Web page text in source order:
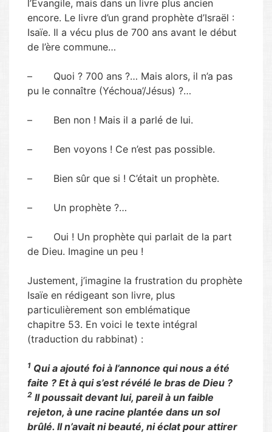
l’Évangile, mais dans un livre plus ancien
encore. Le livre d’un grand prophète d’Israël :
Isaïe. Il a vécu plus de 700 ans avant le début
de l’ère commune…
– Quoi ? 700 ans ?… Mais alors, il n’a pas
pu le connaître (Yéchoua’/Jésus) ?…
– Ben non ! Mais il a parlé de lui.
– Ben voyons ! Ce n’est pas possible.
– Bien sûr que si ! C’était un prophète.
– Un prophète ?…
– Oui ! Un prophète qui parlait de la part
de Dieu. Imagine un peu !
Justement, j’imagine la frustration du prophète
Isaïe en rédigeant son livre, plus
particulièrement son emblématique
chapitre 53. En voici le texte intégral
(traduction du rabbinat) :
1 Qui a ajouté foi à l’annonce qui nous a été
faite ? Et à qui s’est révélé le bras de Dieu ?
2 Il poussait devant lui, pareil à un faible
rejeton, à une racine plantée dans un sol
brûlé. Il n’avait ni beauté, ni éclat pour attirer